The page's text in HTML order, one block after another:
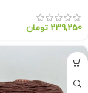
239,250 تومان